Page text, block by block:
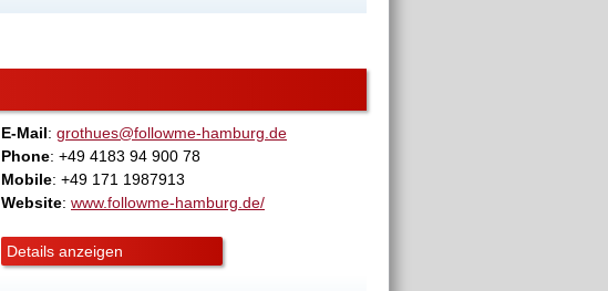
E-Mail: grothues@followme-hamburg.de
Phone: +49 4183 94 900 78
Mobile: +49 171 1987913
Website: www.followme-hamburg.de/
Details anzeigen